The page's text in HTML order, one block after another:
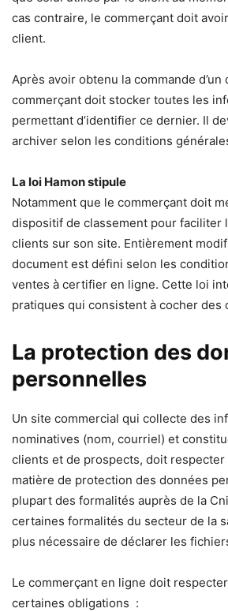
cas contraire, le commerçant doit
client.
Après avoir obtenu la commande d’un
commerçant doit stocker toutes les
permettant d’identifier ce dernier. Il
archiver selon les conditions
La loi Hamon stipule
Notamment que le commerçant doit
dispositif de classement pour faciliter
clients sur son site. Entièrement
document est défini selon les
ventes à certifier en ligne. Cette loi
pratiques qui consistent à cocher des
La protection des
personnelles
Un site commercial qui collecte des
nominatives (nom, courriel) et
clients et de prospects, doit
matière de protection des données
plupart des formalités auprès de la
certaines formalités du secteur de la
plus nécessaire de déclarer les
Le commerçant en ligne doit respecter
certaines obligations :